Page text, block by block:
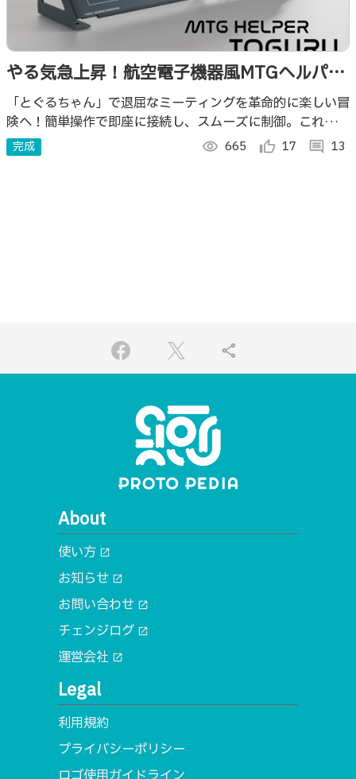
やる気急上昇！航空電子機器風MTGヘルパー
「とぐるちゃん」
「とぐるちゃん」で退屈なミーティングを革命的に楽しい冒
険へ！簡単操作で即座に接続し、スムーズに制御。これでミ
ーティングのために強制的にテンションを上げます！
完成 visibility 665 thumb_up_alt 17 comment 13
share
About
使い方 open_in_new
お知らせ open_in_new
お問い合わせ open_in_new
チェンジログ open_in_new
運営会社 open_in_new
Legal
利用規約
プライバシーポリシー